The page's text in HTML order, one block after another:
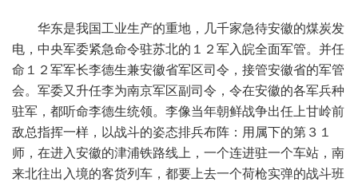
华东是我国工业生产的重地，几千家急待安徽的煤炭发
电，中央军委紧急命令驻苏北的１２军入皖全面军管。并任
命１２军军长李德生兼安徽省军区司令，接管安徽省的军管
会。军委又升任李为南京军区副司令，令在安徽的各军兵种
驻军，都听命李德生统领。李像当年朝鲜战争出任上甘岭前
敌总指挥一样，以战斗的姿态排兵布阵：用属下的第３１
师，在进入安徽的津浦铁路线上，一个连进驻一个车站，南
来北往出入境的客货列车，都要上去一个荷枪实弹的战斗班